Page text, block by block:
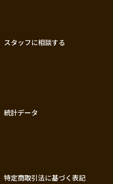
スタッフに相談する
統計データ
特定商取引法に基づく表記